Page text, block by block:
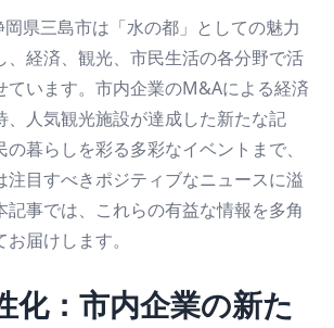
県三島市は「水の都」としての魅力
、経済、観光、市民生活の各分野で活
ています。市内企業のM&Aによる経済
、人気観光施設が達成した新たな記
暮らしを彩る多彩なイベントまで、
注目すべきポジティブなニュースに溢
記事では、これらの有益な情報を多角
届けします。
化：市内企業の新た